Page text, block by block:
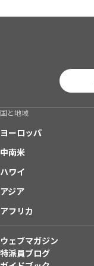
国と地域
ヨーロッパ
中南米
ハワイ
アジア
アフリカ
ウェブマガジン
特派員ブログ